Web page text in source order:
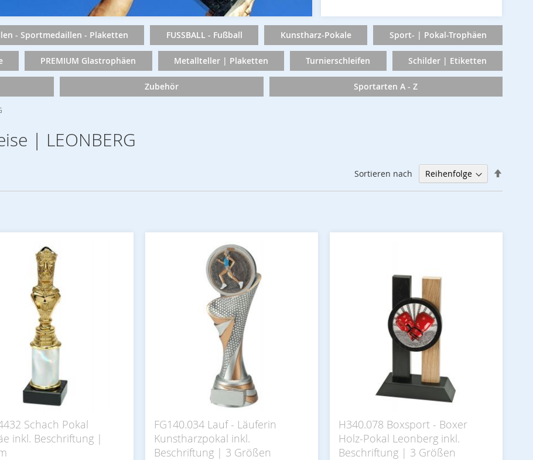
- Sportmedaillen - Plaketten FUSSBALL - Fußball Kunstharz-Pokale Sport- | Pokal-Trophäen
PREMIUM Glastrophäen Metallteller | Plaketten Turnierschleifen Schilder | Etiketten
Zubehör Sportarten A - Z
| LEONBERG
Sortieren nach
Schach Pokal
inkl. Beschriftung |
FG140.034 Lauf - Läuferin
Kunstharzpokal inkl.
Beschriftung | 3 Größen
H340.078 Boxsport - Boxer
Holz-Pokal Leonberg inkl.
Beschriftung | 3 Größen